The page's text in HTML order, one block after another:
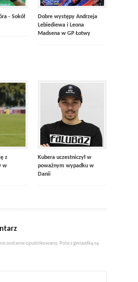
- Sokół
Dobre występy Andrzeja
Lebiediewa i Leona
Madsena w GP Łotwy
z
w
Kubera uczestniczył w
poważnym wypadku w
Danii
zostanie opublikowany. Pola z gwiazdką są